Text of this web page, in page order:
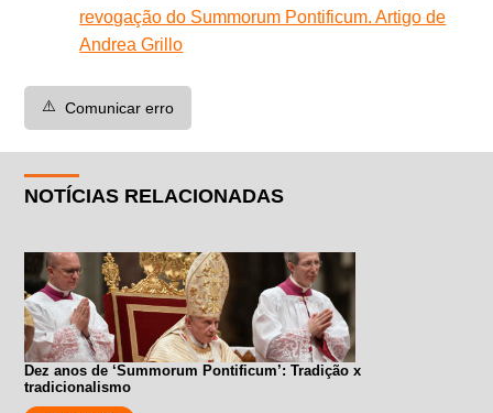
revogação do Summorum Pontificum. Artigo de
Andrea Grillo
⚠️ Comunicar erro
NOTÍCIAS RELACIONADAS
Dez anos de ‘Summorum Pontificum’: Tradição x
tradicionalismo